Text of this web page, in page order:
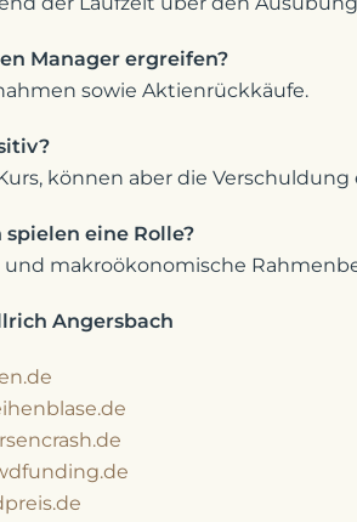
Manager ergreifen?
sowie Aktienrückkäufe.
können aber die Verschuldung
eine Rolle?
und makroökonomische
Angersbach